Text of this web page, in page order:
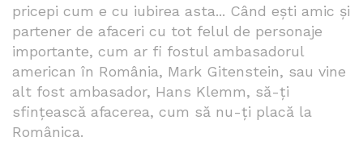
pricepi cum e cu iubirea asta... Când ești amic și
partener de afaceri cu tot felul de personaje
importante, cum ar fi fostul ambasadorul
american în România, Mark Gitenstein, sau vine
alt fost ambasador, Hans Klemm, să-ți
sfințească afacerea, cum să nu-ți placă la
Românica.